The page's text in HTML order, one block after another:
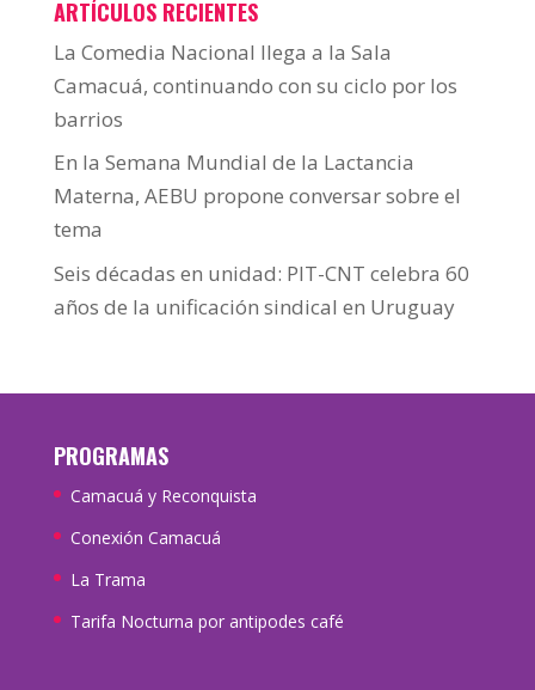
ARTÍCULOS RECIENTES
La Comedia Nacional llega a la Sala
Camacuá, continuando con su ciclo por los
barrios
En la Semana Mundial de la Lactancia
Materna, AEBU propone conversar sobre el
tema
Seis décadas en unidad: PIT-CNT celebra 60
años de la unificación sindical en Uruguay
PROGRAMAS
Camacuá y Reconquista
Conexión Camacuá
La Trama
Tarifa Nocturna por antipodes café